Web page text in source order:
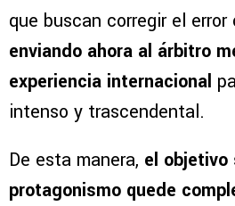
que buscan corregir el
enviando ahora al árbitro
experiencia internacional
intenso y trascendental.
De esta manera, el objetivo
protagonismo quede